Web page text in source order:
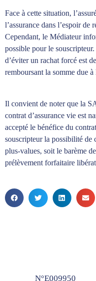
Face à cette situation,
l’assurance dans l’espoir de
Cependant, le Médiateur
possible pour le
d’éviter un rachat forcé est
remboursant la somme due
Il convient de noter que la
contrat d’assurance vie est
accepté le bénéfice du
souscripteur la possibilité de
plus-values, soit le barème
prélèvement forfaitaire
N°E009950